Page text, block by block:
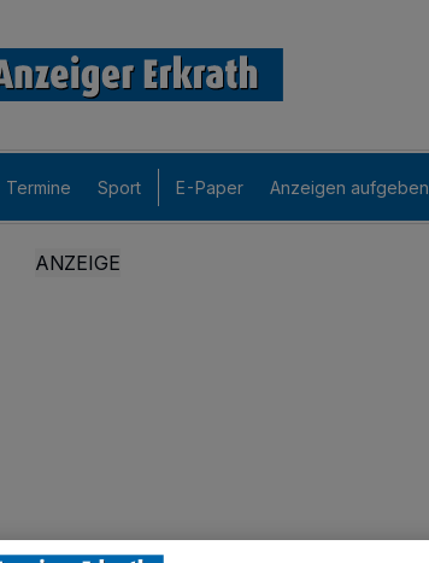
Termine Sport E-Paper Anzeigen aufgeben